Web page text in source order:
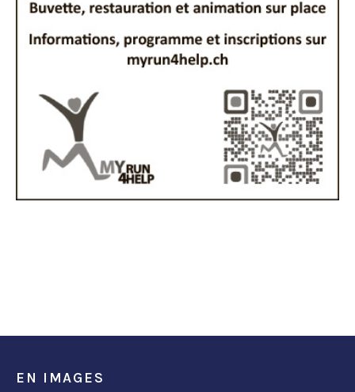
EN IMAGES